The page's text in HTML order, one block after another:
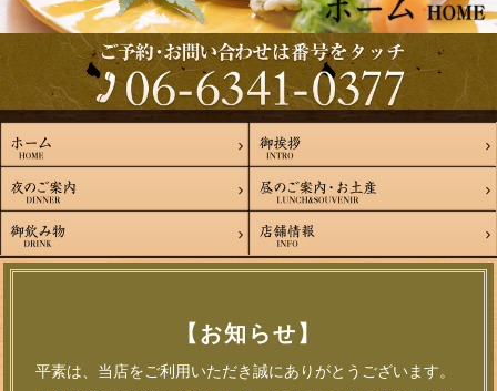
【お知らせ】
平素は、当店をご利用いただき誠にありがとうございます。